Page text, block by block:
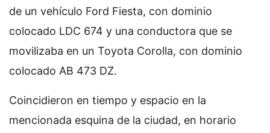
de un vehículo Ford Fiesta, con dominio
colocado LDC 674 y una conductora que se
movilizaba en un Toyota Corolla, con dominio
colocado AB 473 DZ.
Coincidieron en tiempo y espacio en la
mencionada esquina de la ciudad, en horario